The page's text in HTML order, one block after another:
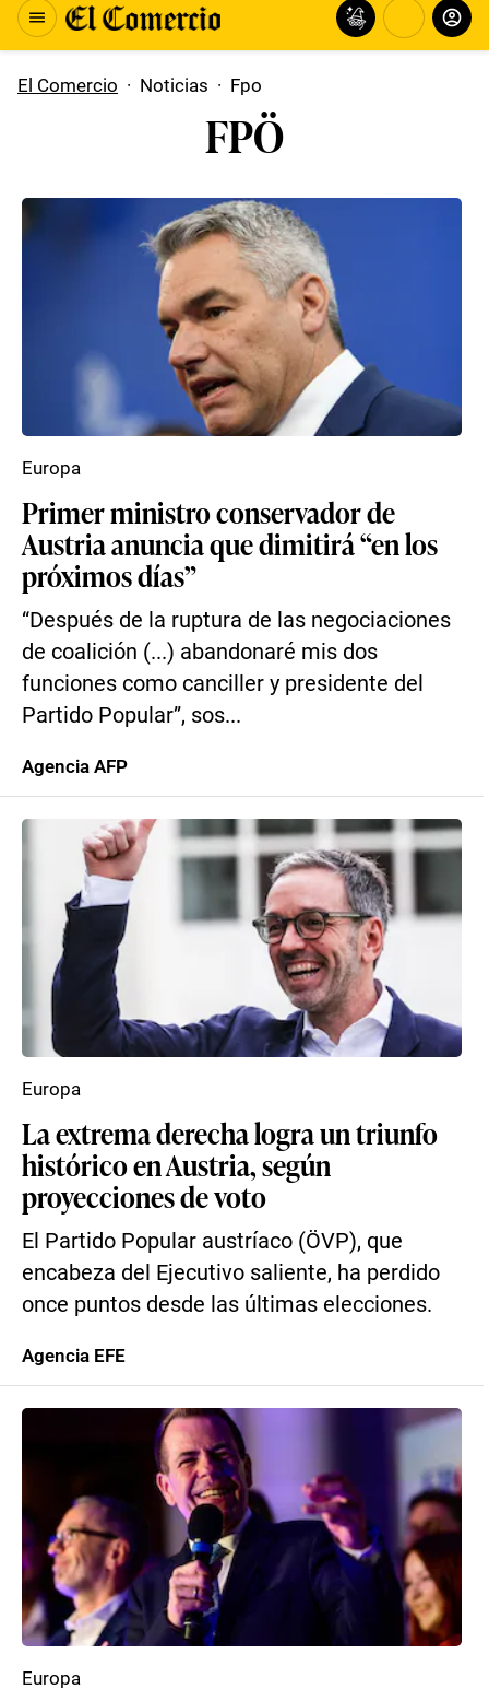
El Comercio · Noticias · Fpo
FPÖ
Primer ministro conservador de
Austria anuncia que dimitirá “en los
próximos días”
“Después de la ruptura de las negociaciones
de coalición (...) abandonaré mis dos
funciones como canciller y presidente del
Partido Popular”, sos...
Europa
Agencia AFP
La extrema derecha logra un triunfo
histórico en Austria, según
proyecciones de voto
El Partido Popular austríaco (ÖVP), que
encabeza del Ejecutivo saliente, ha perdido
once puntos desde las últimas elecciones.
Europa
Agencia EFE
Europa